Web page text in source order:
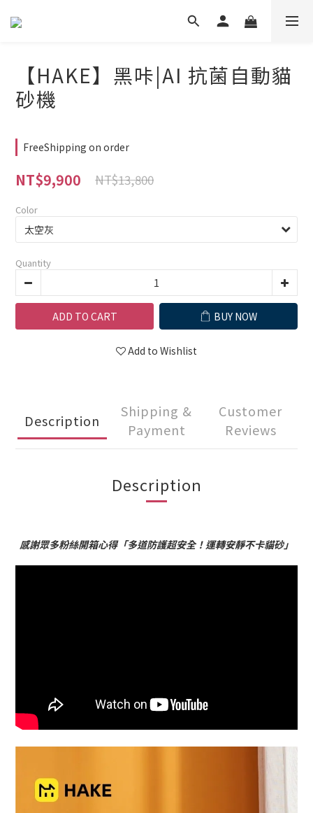
【HAKE】黑咔|AI 抗菌自動貓
砂機
FreeShipping on order
NT$9,900 NT$13,800
Color
Quantity
ADD TO CART BUY NOW
Add to Wishlist
Description
Shipping &
Payment
Customer
Reviews
Description
感謝眾多粉絲開箱心得「多道防護超安全！運轉安靜不卡貓砂」